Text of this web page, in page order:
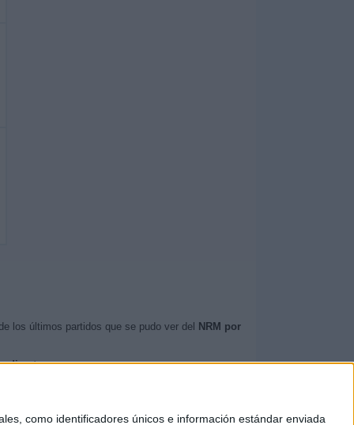
como identificadores únicos e información estándar enviada
los últimos partidos que se pudo ver del NRM por
directo.